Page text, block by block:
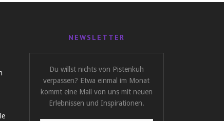
NEWSLETTER
Du willst nichts von Pistenkuh
verpassen? Etwa einmal im Monat
kommt eine Mail von uns mit neuen
Erlebnissen und Inspirationen.